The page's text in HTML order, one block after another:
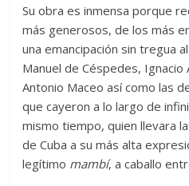
Su obra es inmensa porque
más generosos, de los más
una emancipación sin tregua
Manuel de Céspedes,
Antonio Maceo así como las
que cayeron a lo largo de
mismo tiempo, quien llevara
de Cuba a su más alta
legítimo mambí, a caballo